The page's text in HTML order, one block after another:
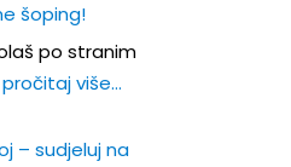
šoping!
po stranim
pročitaj više…
– sudjeluj na